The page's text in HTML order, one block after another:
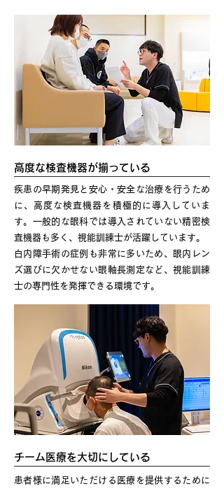
高度な検査機器が揃っている
疾患の早期発見と安心・安全な治療を行うため
に、高度な検査機器を積極的に導入していま
す。一般的な眼科では導入されていない精密検
査機器も多く、視能訓練士が活躍しています。
白内障手術の症例も非常に多いため、眼内レン
ズ選びに欠かせない眼軸長測定など、視能訓練
士の専門性を発揮できる環境です。
チーム医療を大切にしている
患者様に満足いただける医療を提供するために